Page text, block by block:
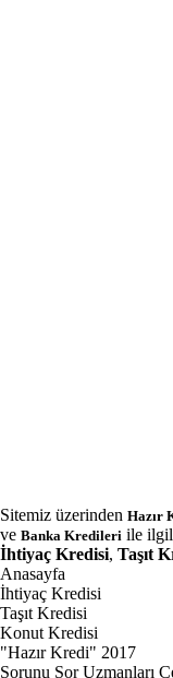
Sitemiz üzerinden Hazır
ve Banka Kredileri ile
İhtiyaç Kredisi, Taşıt
Anasayfa
İhtiyaç Kredisi
Taşıt Kredisi
Konut Kredisi
"Hazır Kredi" 2017
Sorunu Sor Uzmanları